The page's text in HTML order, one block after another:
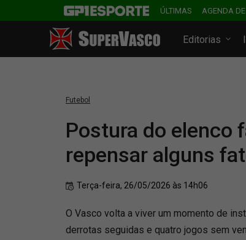
ÚLTIMAS AGENDA
Editorias
Futebol
Postura do elenco
repensar alguns
Terça-feira, 26/05/2026 às 14h06
O Vasco volta a viver um momento de
derrotas seguidas e quatro jogos sem